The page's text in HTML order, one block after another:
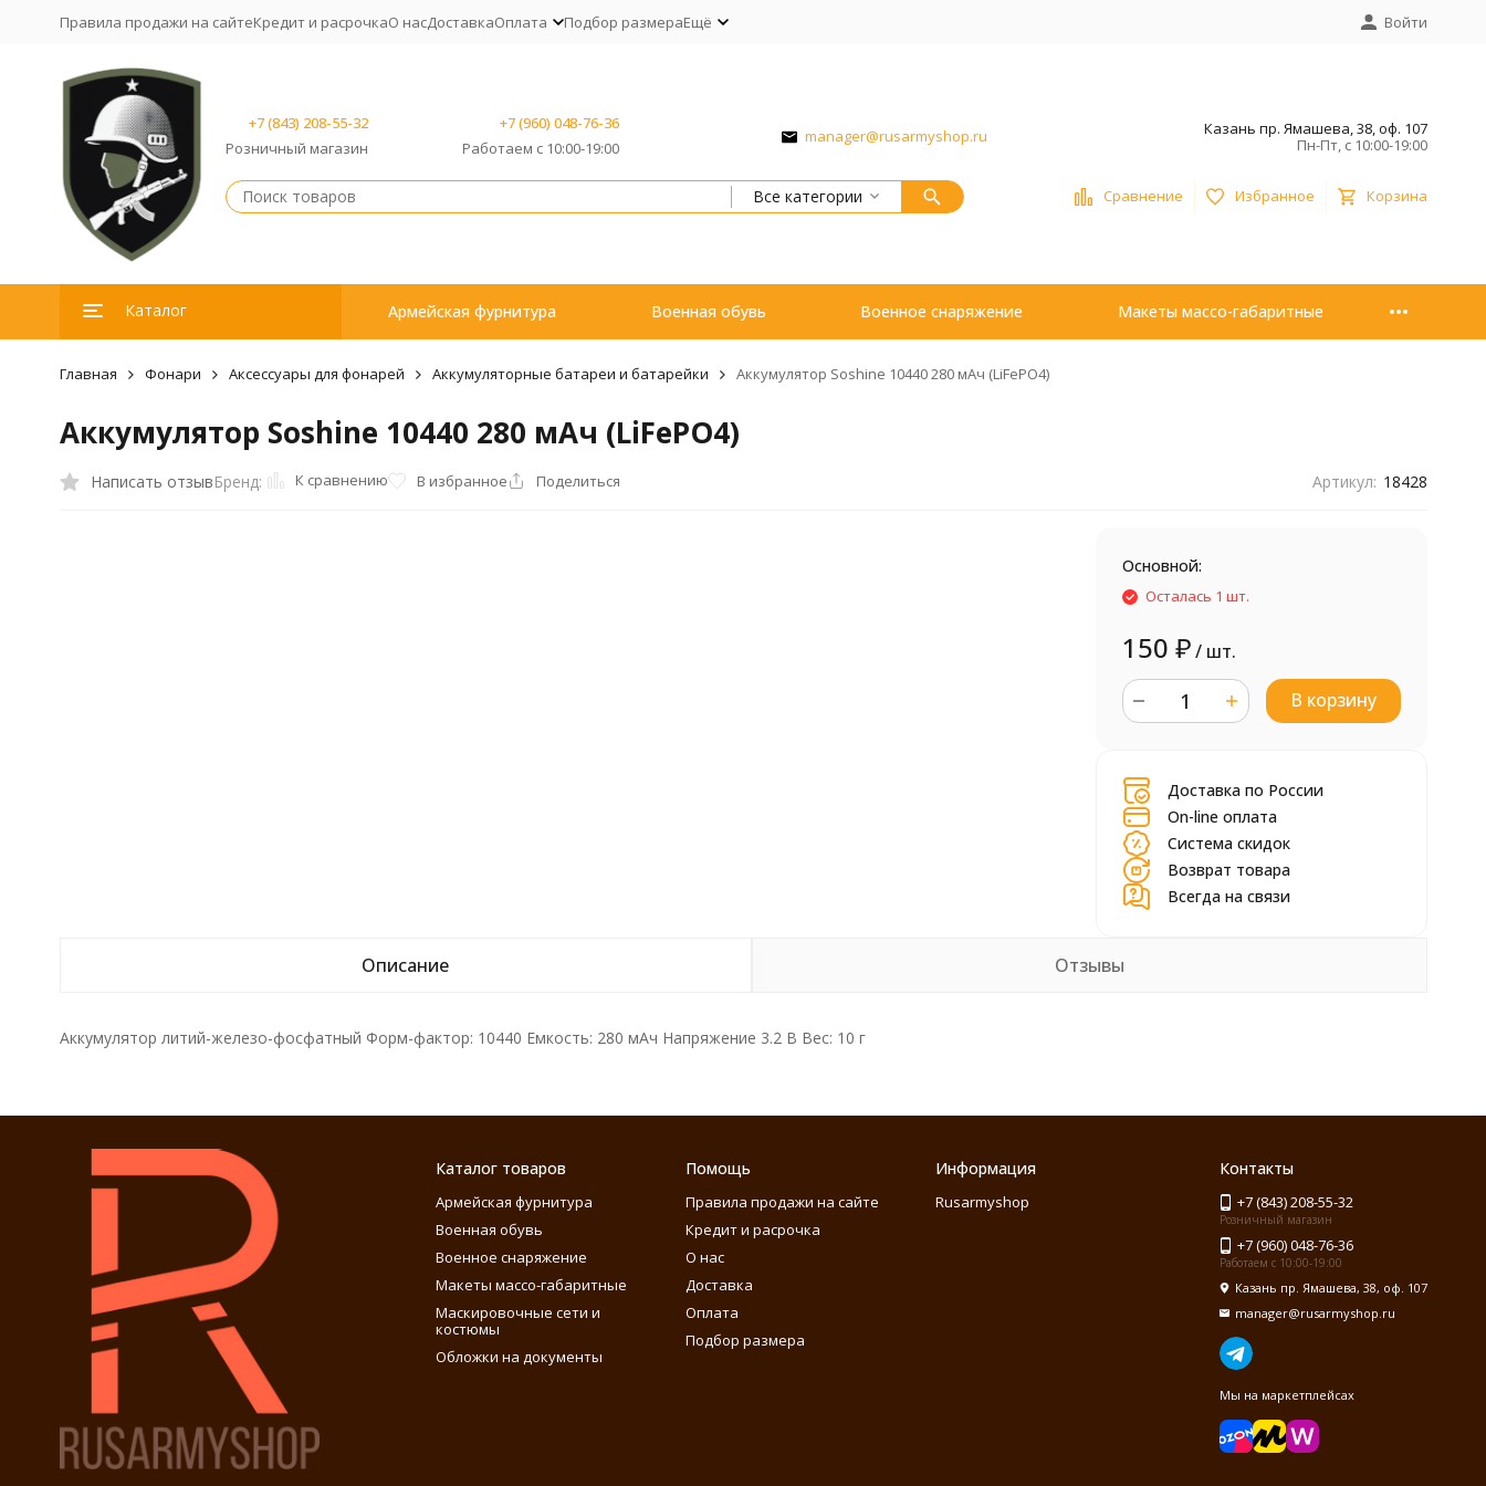
Правила продажи на сайтеКредит и расрочкаО насДоставкаОплата Подбор размераЕщё Войти
+7 (843) 208-55-32
Розничный магазин
+7 (960) 048-76-36
Работаем с 10:00-19:00
manager@rusarmyshop.ru
Казань пр. Ямашева, 38, оф. 107
Пн-Пт, с 10:00-19:00
Все категории Сравнение Избранное Корзина
Каталог Армейская фурнитура Военная обувь Военное снаряжение Макеты массо-габаритные
Главная Фонари Аксессуары для фонарей Аккумуляторные батареи и батарейки Аккумулятор Soshine 10440 280 мАч (LiFePO4)
Аккумулятор Soshine 10440 280 мАч (LiFePO4)
Написать отзывБренд: К сравнению В избранное Поделиться Артикул: 18428
Основной:
Осталась 1 шт.
150 ₽/ шт.
В корзину
Доставка по России
On-line оплата
Система скидок
Возврат товара
Всегда на связи
Описание Отзывы
Аккумулятор литий-железо-фосфатный Форм-фактор: 10440 Емкость: 280 мАч Напряжение 3.2 В Вес: 10 г
Каталог товаров
Армейская фурнитура
Военная обувь
Военное снаряжение
Макеты массо-габаритные
Маскировочные сети и
костюмы
Обложки на документы
Помощь
Правила продажи на сайте
Кредит и расрочка
О нас
Доставка
Оплата
Подбор размера
Информация
Rusarmyshop
Контакты
+7 (843) 208-55-32
Розничный магазин
+7 (960) 048-76-36
Работаем с 10:00-19:00
Казань пр. Ямашева, 38, оф. 107
manager@rusarmyshop.ru
Мы на маркетплейсах